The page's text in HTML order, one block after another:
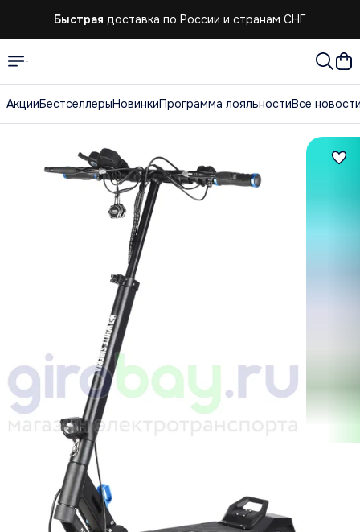
Быстрая доставка по России и странам СНГ
АкцииБестселлерыНовинкиПрограмма лояльностиВсе